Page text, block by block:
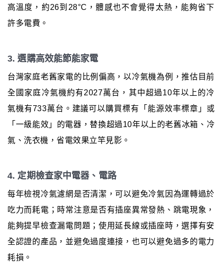
高溫度，約26到28°C，體感也不會覺得太熱，能夠省下
許多電費。
3. 選購高效能節能家電
台灣家庭老舊家電的比例偏高，以冷氣機為例，推估目前
全國家庭冷氣機約有2027萬台，其中超過10年以上的冷
氣機有733萬台。建議可以購買標有「能源效率標章」或
「一級能效」的電器，替換超過10年以上的老舊冰箱、冷
氣、洗衣機，省電效果立竿見影。
4. 定期檢查家中電器、電路
每年檢視冷氣濾網是否清潔，可以避免冷氣因為運轉過於
吃力而耗電；時常注意是否有插座異常發熱、跳電現象，
能夠提早檢查漏電問題；使用延長線或插座時，選擇有安
全認證的產品，並避免過度連接，也可以避免過多的電力
耗損。